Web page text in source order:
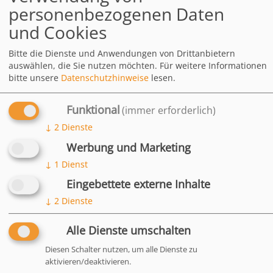
Zusammensetzung
und Gehalte (je kg)
Zusatzstoffe (je kg)
Fütterungsempfehlung
DOWNLOADS
Kräuter Power
2.05 MB
HÄUFIG
GESTELLTE
FRAGEN
personenbezogenen Daten
und Cookies
Bitte die Dienste und Anwendungen von Drittanbietern
auswählen, die Sie nutzen möchten. Für weitere Informationen
bitte unsere Datenschutzhinweise lesen.
Funktional(immer erforderlich)
↓ 2 Dienste
Werbung und Marketing
↓ 1 Dienst
Eingebettete externe Inhalte
↓ 2 Dienste
Alle Dienste umschalten
Diesen Schalter nutzen, um alle Dienste zu
aktivieren/deaktivieren.